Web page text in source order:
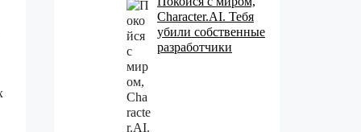
Character.AI. Тебя
убили собственные
разработчики